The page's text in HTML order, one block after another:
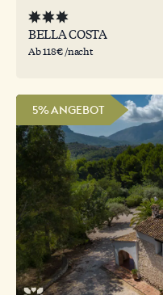
BELLA COSTA
Ab 118€ /nacht
5% ANGEBOT